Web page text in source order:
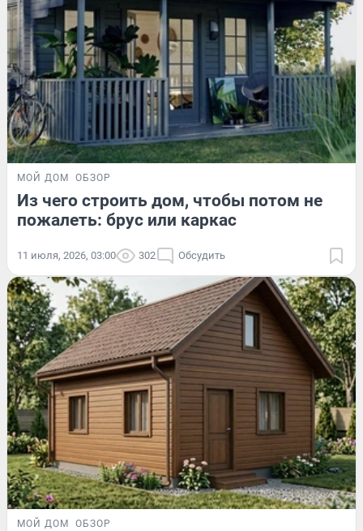
МОЙ ДОМ ОБЗОР
Из чего строить дом, чтобы потом не
пожалеть: брус или каркас
11 июля, 2026, 03:00 302 Обсудить
МОЙ ДОМ ОБЗОР